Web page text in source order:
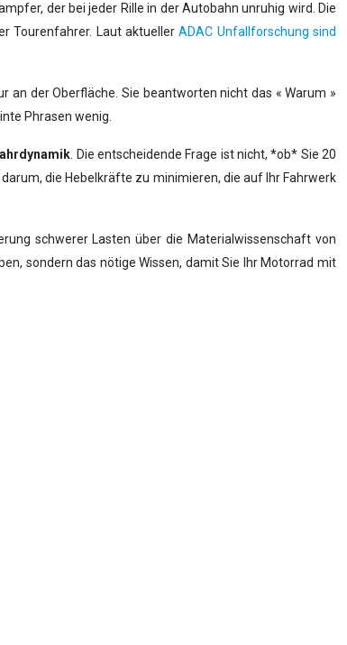
der bei jeder Rille in der Autobahn unruhig wird. Die
Tourenfahrer. Laut aktuellerADAC Unfallforschung sind
an der Oberfläche. Sie beantworten nicht das « Warum »
Phrasen wenig.
. Die entscheidende Frage ist nicht, *ob* Sie 20
die Hebelkräfte zu minimieren, die auf Ihr Fahrwerk
schwerer Lasten über die Materialwissenschaft von
sondern das nötige Wissen, damit Sie Ihr Motorrad mit